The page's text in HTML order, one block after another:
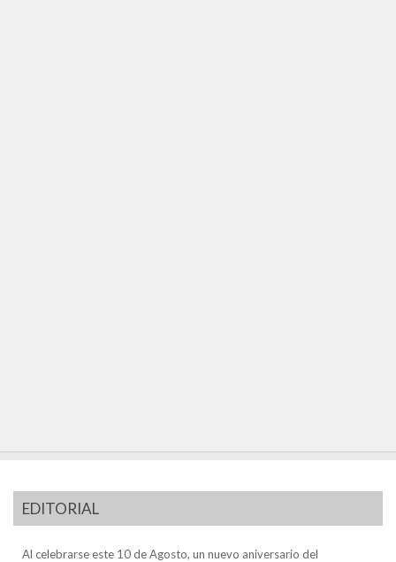
EDITORIAL
Al celebrarse este 10 de Agosto, un nuevo aniversario del